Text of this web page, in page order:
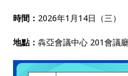
時間： 2026年1月14日（三）
地點：犇亞會議中心 201會議